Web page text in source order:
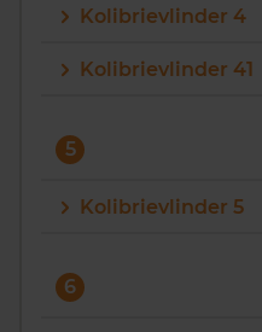
Kolibrievlinder 4
Kolibrievlinder 41
5
Kolibrievlinder 5
6